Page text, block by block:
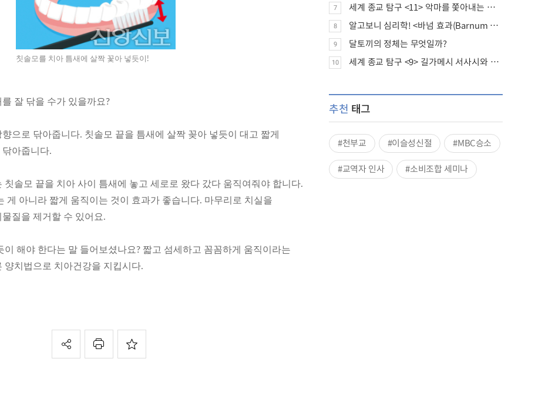
칫솔모를 치아 틈새에 살짝 꽃아 넣듯이!
잘 닦을 수가 있을까요?
으로 닦아줍니다. 칫솔모 끝을 틈새에 살짝 꽂아 넣듯이 대고 짧게
아줍니다.
칫솔모 끝을 치아 사이 틈새에 놓고 세로로 왔다 갔다 움직여줘야 합니다.
게 아니라 짧게 움직이는 것이 효과가 좋습니다. 마무리로 치실을
질을 제거할 수 있어요.
이 해야 한다는 말 들어보셨나요? 짧고 섬세하고 꼼꼼하게 움직이라는
양치법으로 치아건강을 지킵시다.
7 세계 종교 탐구 <11> 악마를 쫓아내는 의식의 뿌리에 대하여
8 알고보니 심리학! <바넘 효과(Barnum effect)>
9 달토끼의 정체는 무엇일까?
10 세계 종교 탐구 <9> 길가메시 서사시와 성경에 대하여
추천 태그
#천부교 #이슬성신절
#MBC승소
#교역자 인사
#소비조합 세미나